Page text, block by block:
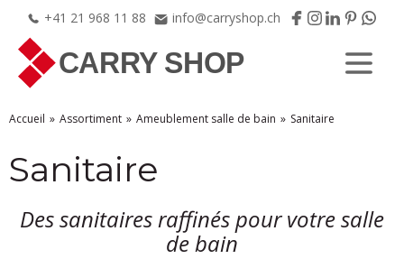
+41 21 968 11 88 info@carryshop.ch
Accueil Assortiment Ameublement salle de bain Sanitaire
Sanitaire
Des sanitaires raffinés pour votre salle
de bain